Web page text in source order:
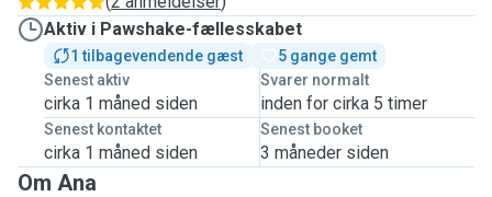
Aktiv i Pawshake-fællesskabet
1 tilbagevendende gæst
5 gange gemt
Senest aktiv
cirka 1 måned siden
Svarer normalt
inden for cirka 5 timer
Senest kontaktet
cirka 1 måned siden
Senest booket
3 måneder siden
Om Ana